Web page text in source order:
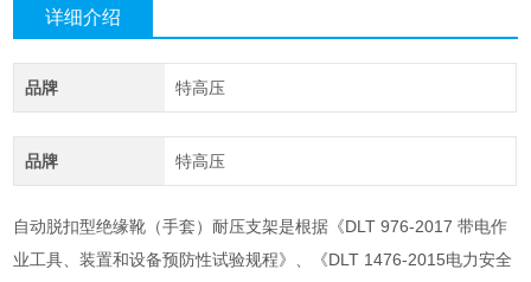
详细介绍
品牌 特高压
品牌 特高压
自动脱扣型绝缘靴（手套）耐压支架是根据《DLT 976-2017 带电作
业工具、装置和设备预防性试验规程》、《DLT 1476-2015电力安全